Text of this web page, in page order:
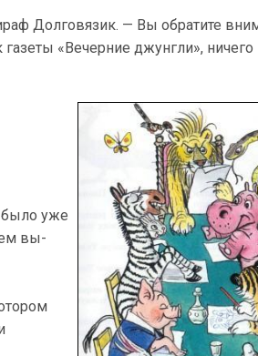
Долговязик. — Вы обратите
«Вечерние джунгли», ничего
было уже
вы­